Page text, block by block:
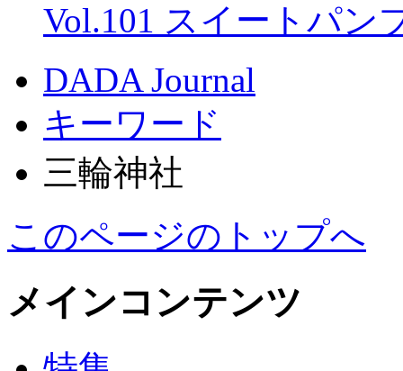
Vol.101 スイートパン
DADA Journal
キーワード
三輪神社
このページのトップへ
メインコンテンツ